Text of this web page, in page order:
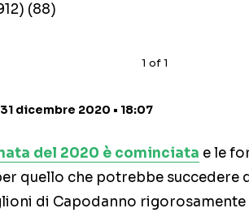
(88)
1 of1
31 dicembre 2020 • 18:07
del 2020 è cominciata e le
quello che potrebbe succedere
di Capodanno